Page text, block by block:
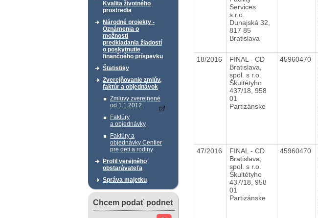
Kvalita životného
prostredia
Národné projekty -
Oznámenia o
možnosti
predkladania žiadostí
o poskytnutie
finančného príspevku
Štatistiky
Zverejňovanie zmlúv,
faktúr a objednávok
Zmluvy zverejnené
od 1.1.2012
Faktúry
a objednávky
Faktúry a
objednávky Centier
pre deti a rodiny
Profil verejného
obstarávateľa
Správa majetku
Chcem podať podnet
Services
s.r.o.
Dunajská 32,
817 85
Bratislava
18/2016
FINAL - CD
Bratislava,
spol. s r.o.
Škultétyho
437/18, 958
01
Partizánske
45960470
47/2016
FINAL - CD
Bratislava,
spol. s r.o.
Škultétyho
437/18, 958
01
Partizánske
45960470